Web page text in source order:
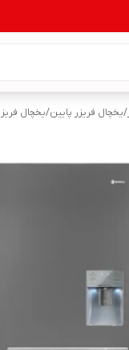
/یخچال فریزر پایین/یخچال